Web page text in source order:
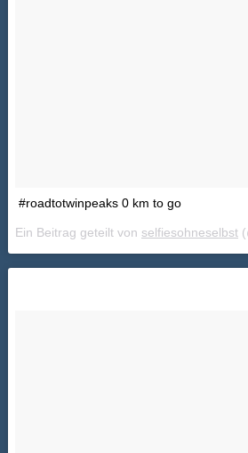
#roadtotwinpeaks 0 km to go
Ein Beitrag geteilt von selfiesohneselbst